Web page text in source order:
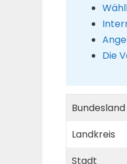
Die
Bundesland
Landkreis
Stadt